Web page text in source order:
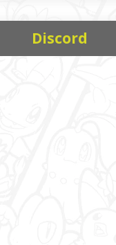
Discord